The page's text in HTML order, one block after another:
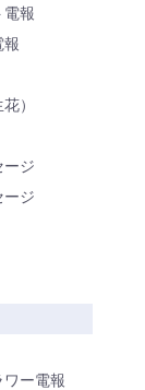
電報
報
）
ージ
ージ
ワー電報